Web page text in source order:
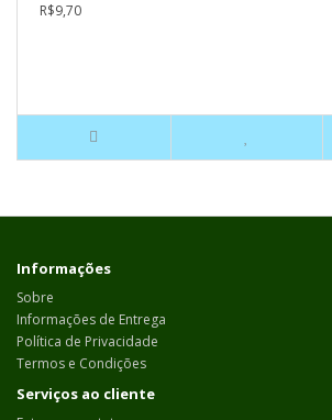
R$9,70
Informações
Sobre
Informações de Entrega
Política de Privacidade
Termos e Condições
Serviços ao cliente